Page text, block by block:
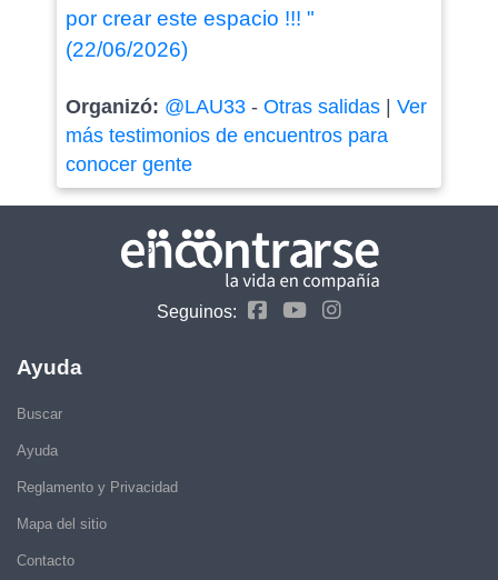
por crear este espacio !!! "
(22/06/2026)
Organizó: @LAU33- Otras salidas| Ver
más testimonios de encuentros para
conocer gente
Seguinos:
Ayuda
Buscar
Ayuda
Reglamento y Privacidad
Mapa del sitio
Contacto